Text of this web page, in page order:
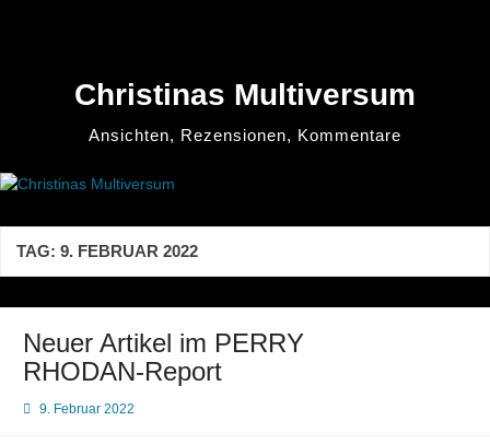
Christinas Multiversum
Ansichten, Rezensionen, Kommentare
TAG: 9. FEBRUAR 2022
Neuer Artikel im PERRY
RHODAN-Report
9. Februar 2022